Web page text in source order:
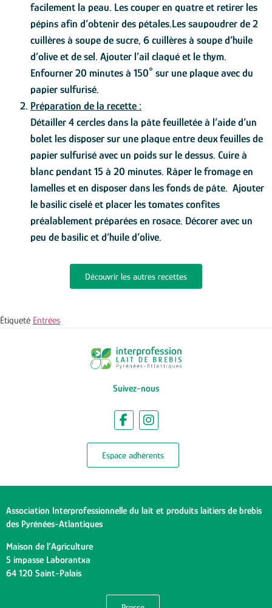
facilement la peau. Les couper en quatre et retirer les
pépins afin d’obtenir des pétales.Les saupoudrer de 2
cuillères à soupe de sucre, 6 cuillères à soupe d’huile
d’olive et de sel. Ajouter l’ail claqué et le thym.
Enfourner 20 minutes à 150° sur une plaque avec du
papier sulfurisé.
Préparation de la recette :
Détailler 4 cercles dans la pâte feuilletée à l’aide d’un
bolet les disposer sur une plaque entre deux feuilles de
papier sulfurisé avec un poids sur le dessus. Cuire à
blanc pendant 15 à 20 minutes. Râper le fromage en
lamelles et en disposer dans les fonds de pâte. Ajouter
le basilic ciselé et placer les tomates confites
préalablement préparées en rosace. Décorer avec un
peu de basilic et d’huile d’olive.
Découvrir les autres recettes
Étiqueté Entrées
Suivez-nous
Espace adhérents
Association Interprofessionnelle du lait et produits laitiers de brebis
des Pyrénées-Atlantiques
Maison de l’Agriculture
5 impasse Laborantxa
64 120 Saint-Palais